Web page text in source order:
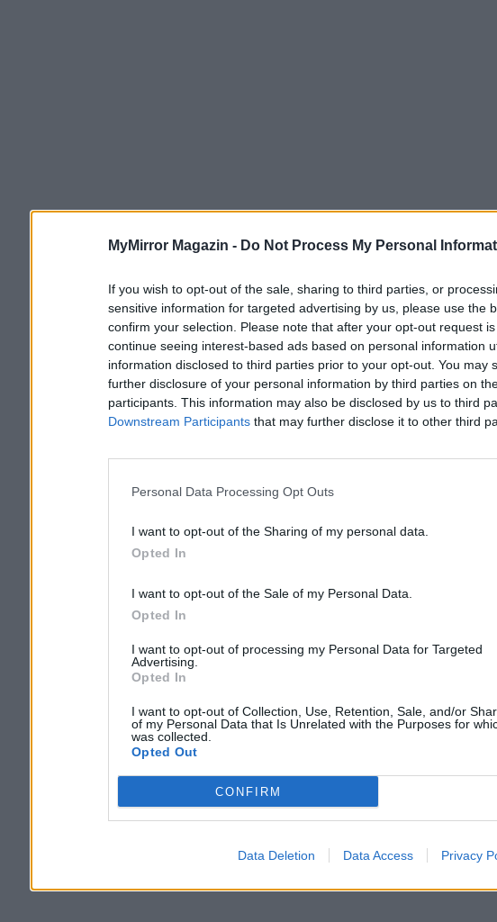
MyMirror Magazin - Do Not Process My Personal
If you wish to opt-out of the sale, sharing to third parties, or
sensitive information for targeted advertising by us, please use the
confirm your selection. Please note that after your opt-out request
continue seeing interest-based ads based on personal information
information disclosed to third parties prior to your opt-out. You may
further disclosure of your personal information by third parties on
participants. This information may also be disclosed by us to third
Downstream Participants that may further disclose it to other third
Personal Data Processing Opt Outs
I want to opt-out of the Sharing of my personal data.
Opted In
I want to opt-out of the Sale of my Personal Data.
Opted In
I want to opt-out of processing my Personal Data for Targeted
Advertising.
Opted In
I want to opt-out of Collection, Use, Retention, Sale, and/or
of my Personal Data that Is Unrelated with the Purposes for
was collected.
Opted Out
CONFIRM
Data Deletion Data Access Privacy